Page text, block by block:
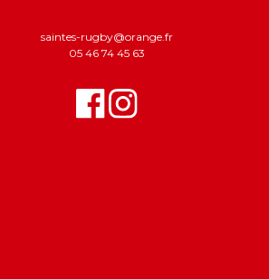
saintes-rugby@orange.fr
05 46 74 45 63